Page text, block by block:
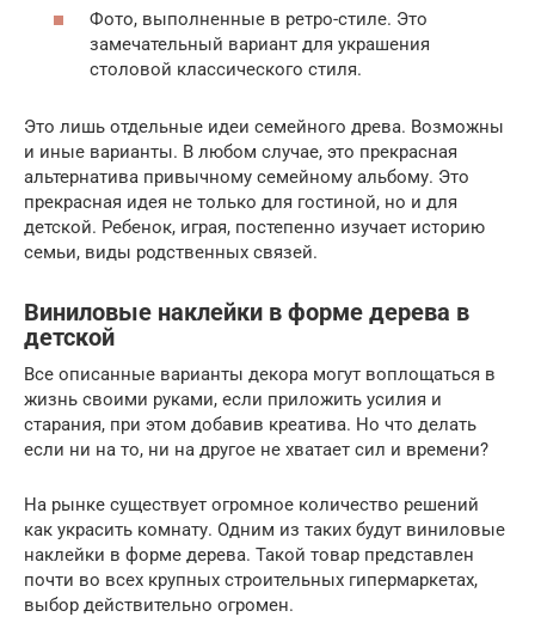
Фото, выполненные в ретро-стиле. Это
замечательный вариант для украшения
столовой классического стиля.
Это лишь отдельные идеи семейного древа. Возможны
и иные варианты. В любом случае, это прекрасная
альтернатива привычному семейному альбому. Это
прекрасная идея не только для гостиной, но и для
детской. Ребенок, играя, постепенно изучает историю
семьи, виды родственных связей.
Виниловые наклейки в форме дерева в
детской
Все описанные варианты декора могут воплощаться в
жизнь своими руками, если приложить усилия и
старания, при этом добавив креатива. Но что делать
если ни на то, ни на другое не хватает сил и времени?
На рынке существует огромное количество решений
как украсить комнату. Одним из таких будут виниловые
наклейки в форме дерева. Такой товар представлен
почти во всех крупных строительных гипермаркетах,
выбор действительно огромен.